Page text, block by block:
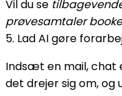
Vil du se
prøvesamtaler
5. Lad AI gøre
Indsæt en mail, chat
det drejer sig om,